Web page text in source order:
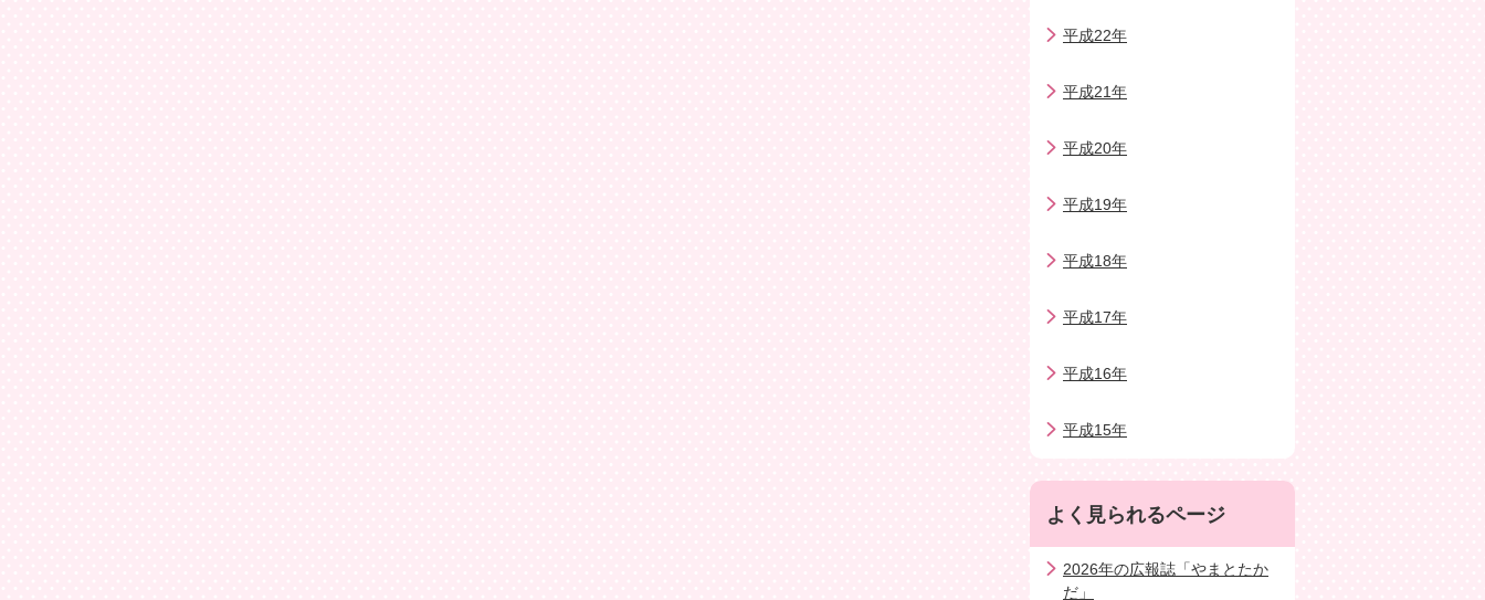
平成22年
平成21年
平成20年
平成19年
平成18年
平成17年
平成16年
平成15年
よく見られるページ
2026年の広報誌「やまとたか
だ」